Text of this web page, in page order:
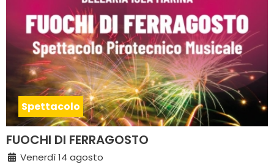
Spettacolo
FUOCHI DI FERRAGOSTO
Venerdì 14 agosto